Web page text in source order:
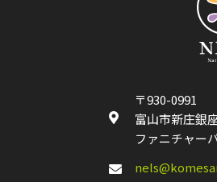
〒930-0991
富山市新庄銀
ファニチャー